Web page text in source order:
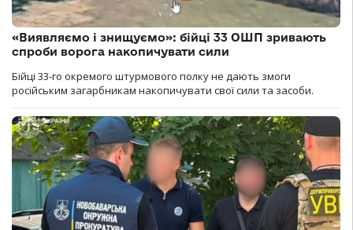
«Виявляємо і знищуємо»: бійці 33 ОШП зривають
спроби ворога накопичувати сили
Бійці 33-го окремого штурмового полку не дають змоги
російським загарбникам накопичувати свої сили та засоби.